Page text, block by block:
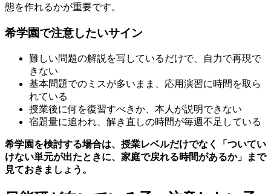
態を作れるかが重要です。
希学園で注意したいサイン
難しい問題の解説を写しているだけで、自力で再現で
きない
基本問題でのミスが多いまま、応用演習に時間を取ら
れている
授業後に何を復習すべきか、本人が説明できない
宿題量に追われ、解き直しの時間が毎週不足している
希学園を検討する場合は、授業レベルだけでなく「ついてい
けない単元が出たときに、家庭で戻れる時間があるか」まで
見ておきましょう。